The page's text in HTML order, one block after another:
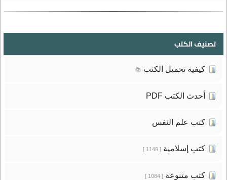
تصنيف الكتب
كيفية تحميل الكتب 📚
أحدث الكتب PDF
كتب علم النفس
كتب إسلامية[ 1149 ]
كتب متنوعة[ 1084 ]